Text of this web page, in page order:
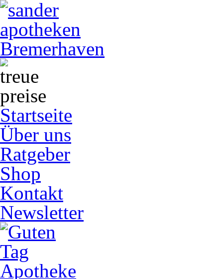
Startseite
Über uns
Ratgeber
Shop
Kontakt
Newsletter